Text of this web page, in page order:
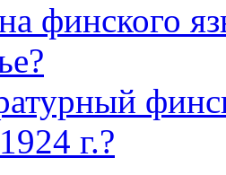
финского
г.?